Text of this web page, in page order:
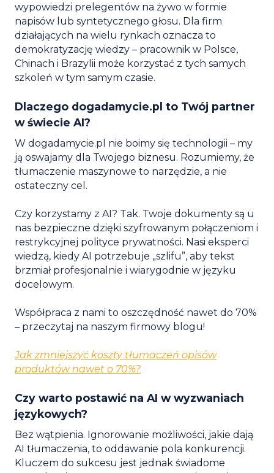
wypowiedzi prelegentów na żywo w formie
napisów lub syntetycznego głosu. Dla firm
działających na wielu rynkach oznacza to
demokratyzację wiedzy – pracownik w Polsce,
Chinach i Brazylii może korzystać z tych samych
szkoleń w tym samym czasie.
Dlaczego dogadamycie.pl to Twój partner
w świecie AI?
W dogadamycie.pl nie boimy się technologii – my
ją oswajamy dla Twojego biznesu. Rozumiemy, że
tłumaczenie maszynowe to narzędzie, a nie
ostateczny cel.
Czy korzystamy z AI? Tak. Twoje dokumenty są u
nas bezpieczne dzięki szyfrowanym połączeniom i
restrykcyjnej polityce prywatności. Nasi eksperci
wiedzą, kiedy AI potrzebuje „szlifu”, aby tekst
brzmiał profesjonalnie i wiarygodnie w języku
docelowym.
Współpraca z nami to oszczędność nawet do 70%
– przeczytaj na naszym firmowy blogu!
Jak zmniejszyć koszty tłumaczeń opisów
produktów nawet o 70%?
Czy warto postawić na AI w wyzwaniach
językowych?
Bez wątpienia. Ignorowanie możliwości, jakie dają
AI tłumaczenia, to oddawanie pola konkurencji.
Kluczem do sukcesu jest jednak świadome